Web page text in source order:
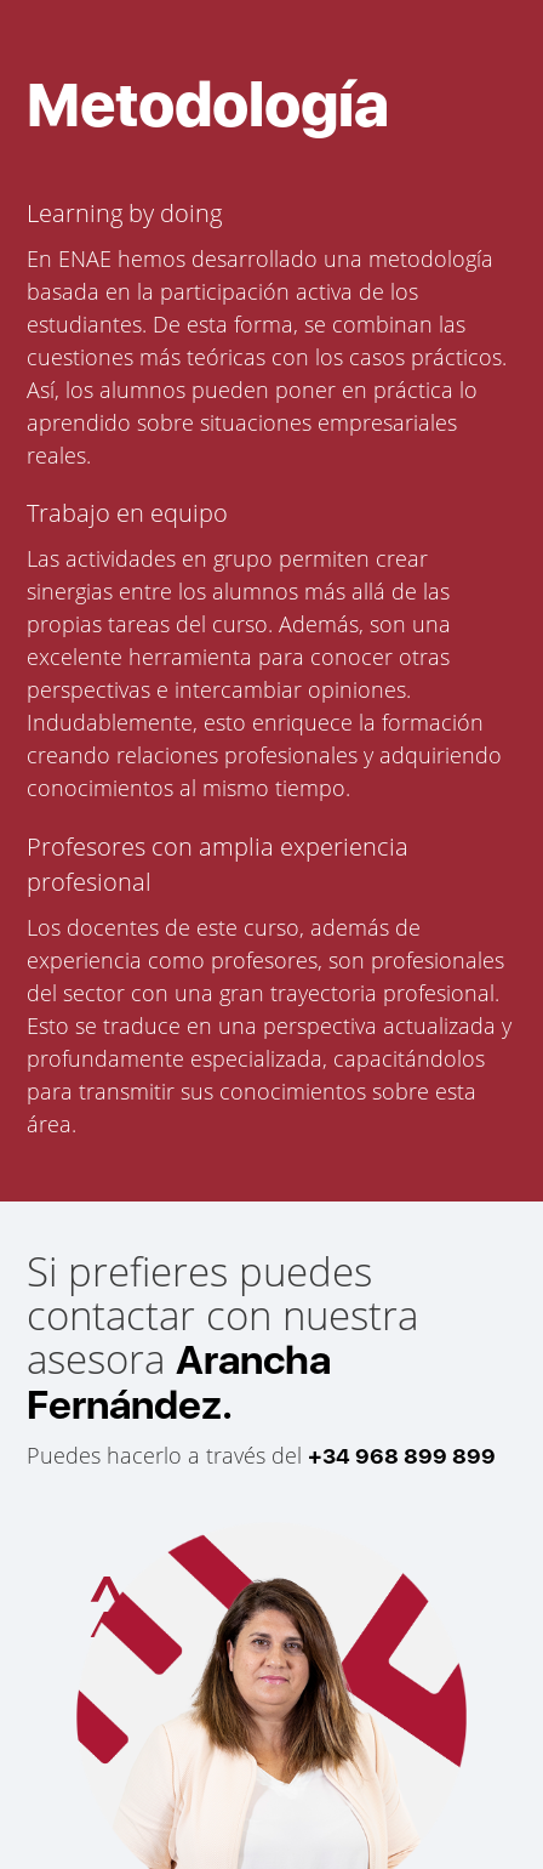
Metodología
Learning by doing
En ENAE hemos desarrollado una metodología
basada en la participación activa de los
estudiantes. De esta forma, se combinan las
cuestiones más teóricas con los casos prácticos.
Así, los alumnos pueden poner en práctica lo
aprendido sobre situaciones empresariales
reales.
Trabajo en equipo
Las actividades en grupo permiten crear
sinergias entre los alumnos más allá de las
propias tareas del curso. Además, son una
excelente herramienta para conocer otras
perspectivas e intercambiar opiniones.
Indudablemente, esto enriquece la formación
creando relaciones profesionales y adquiriendo
conocimientos al mismo tiempo.
Profesores con amplia experiencia
profesional
Los docentes de este curso, además de
experiencia como profesores, son profesionales
del sector con una gran trayectoria profesional.
Esto se traduce en una perspectiva actualizada y
profundamente especializada, capacitándolos
para transmitir sus conocimientos sobre esta
área.
Si prefieres puedes
contactar con nuestra
asesoraArancha
Fernández.
Puedes hacerlo a través del +34 968 899 899